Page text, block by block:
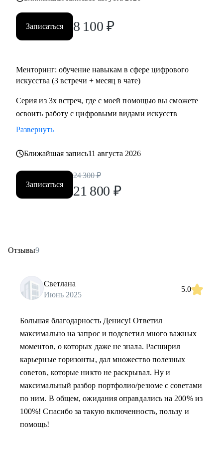
Записаться 8 100 ₽
Менторинг: обучение навыкам в сфере цифрового
искусства (3 встречи + месяц в чате)
Серия из 3х встреч, где с моей помощью вы сможете
освоить работу с цифровыми видами искусств
Развернуть
Ближайшая запись11 августа 2026
Записаться
24 300 ₽
21 800 ₽
Отзывы9
Светлана
Июнь 2025
5.0
Большая благодарность Денису! Ответил
максимально на запрос и подсветил много важных
моментов, о которых даже не знала. Расширил
карьерные горизонты, дал множество полезных
советов, которые никто не раскрывал. Ну и
максимальный разбор портфолио/резюме с советами
по ним. В общем, ожидания оправдались на 200% из
100%! Спасибо за такую включенность, пользу и
помощь!